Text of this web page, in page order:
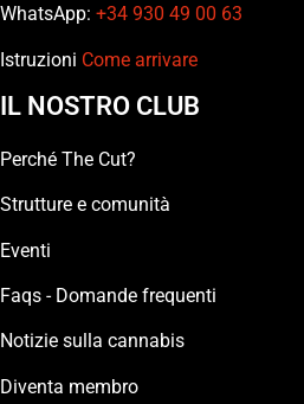
WhatsApp: +34 930 49 00 63
Istruzioni Come arrivare
IL NOSTRO CLUB
Perché The Cut?
Strutture e comunità
Eventi
Faqs - Domande frequenti
Notizie sulla cannabis
Diventa membro